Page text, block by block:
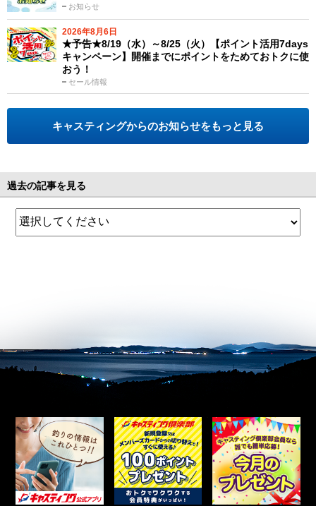
お知らせ
2026年8月6日
セール情報
★予告★8/19（水）～8/25（火）【ポイント活用7days
キャンペーン】開催までにポイントをためておトクに使
おう！
キャスティングからのお知らせをもっと見る
過去の記事を見る